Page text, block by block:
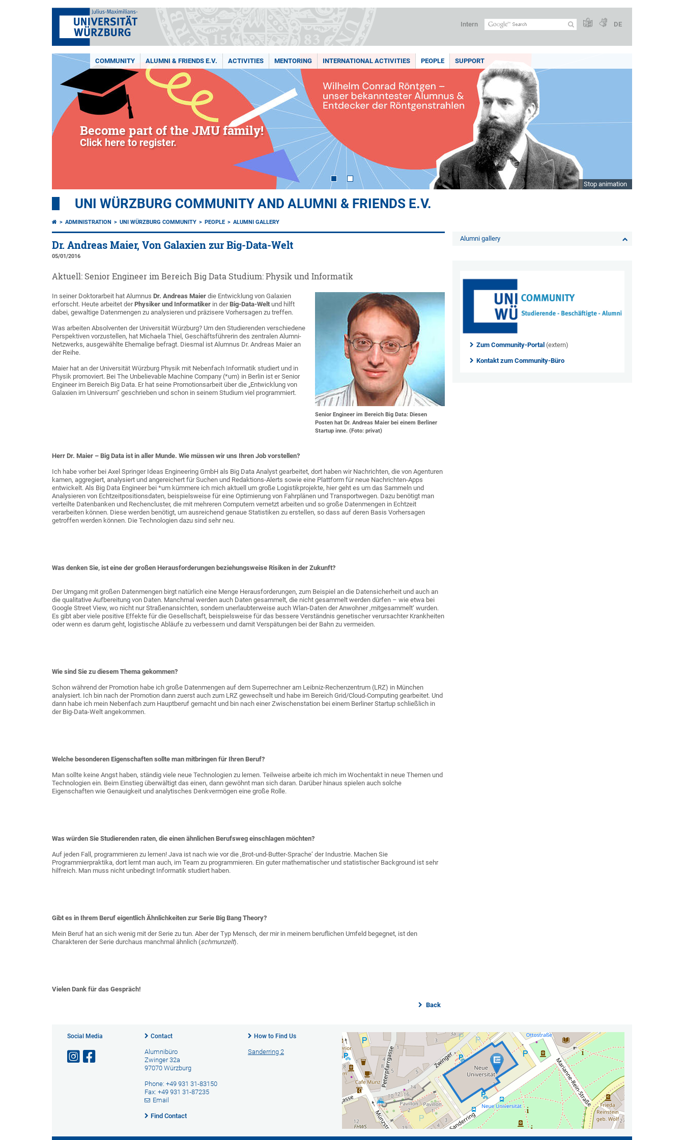
Intern DE
COMMUNITY ALUMNI & FRIENDS E.V. ACTIVITIES MENTORING INTERNATIONAL ACTIVITIES PEOPLE SUPPORT
Become part of the JMU family!
Click here to register.
Stop animation
UNI WÜRZBURG COMMUNITY AND ALUMNI & FRIENDS E.V.
ADMINISTRATION UNI WÜRZBURG COMMUNITY PEOPLE ALUMNI GALLERY
Dr. Andreas Maier, Von Galaxien zur Big-Data-Welt
05/01/2016
Aktuell: Senior Engineer im Bereich Big Data Studium: Physik und Informatik
Senior Engineer im Bereich Big Data: Diesen
Posten hat Dr. Andreas Maier bei einem Berliner
Startup inne. (Foto: privat)
In seiner Doktorarbeit hat Alumnus Dr. Andreas Maier die Entwicklung von Galaxien
erforscht. Heute arbeitet derPhysiker und Informatiker in derBig-Data-Welt und hilft
dabei, gewaltige Datenmengen zu analysieren und präzisere Vorhersagen zu treffen.
Was arbeiten Absolventen der Universität Würzburg? Um den Studierenden verschiedene
Perspektiven vorzustellen, hat Michaela Thiel, Geschäftsführerin des zentralen Alumni-
Netzwerks, ausgewählte Ehemalige befragt. Diesmal ist Alumnus Dr. Andreas Maier an
der Reihe.
Maier hat an der Universität Würzburg Physik mit Nebenfach Informatik studiert und in
Physik promoviert. Bei The Unbelievable Machine Company (*um) in Berlin ist er Senior
Engineer im Bereich Big Data. Er hat seine Promotionsarbeit über die „Entwicklung von
Galaxien im Universum“ geschrieben und schon in seinem Studium viel programmiert.
Herr Dr. Maier – Big Data ist in aller Munde. Wie müssen wir uns Ihren Job vorstellen?
Ich habe vorher bei Axel Springer Ideas Engineering GmbH als Big Data Analyst gearbeitet, dort haben wir Nachrichten, die von Agenturen
kamen, aggregiert, analysiert und angereichert für Suchen und Redaktions-Alerts sowie eine Plattform für neue Nachrichten-Apps
entwickelt. Als Big Data Engineer bei *um kümmere ich mich aktuell um große Logistikprojekte, hier geht es um das Sammeln und
Analysieren von Echtzeitpositionsdaten, beispielsweise für eine Optimierung von Fahrplänen und Transportwegen. Dazu benötigt man
verteilte Datenbanken und Rechencluster, die mit mehreren Computern vernetzt arbeiten und so große Datenmengen in Echtzeit
verarbeiten können. Diese werden benötigt, um ausreichend genaue Statistiken zu erstellen, so dass auf deren Basis Vorhersagen
getroffen werden können. Die Technologien dazu sind sehr neu.
Was denken Sie, ist eine der großen Herausforderungen beziehungsweise Risiken in der Zukunft?
Der Umgang mit großen Datenmengen birgt natürlich eine Menge Herausforderungen, zum Beispiel an die Datensicherheit und auch an
die qualitative Aufbereitung von Daten. Manchmal werden auch Daten gesammelt, die nicht gesammelt werden dürfen – wie etwa bei
Google Street View, wo nicht nur Straßenansichten, sondern unerlaubterweise auch Wlan-Daten der Anwohner ‚mitgesammelt‘ wurden.
Es gibt aber viele positive Effekte für die Gesellschaft, beispielsweise für das bessere Verständnis genetischer verursachter Krankheiten
oder wenn es darum geht, logistische Abläufe zu verbessern und damit Verspätungen bei der Bahn zu vermeiden.
Wie sind Sie zu diesem Thema gekommen?
Schon während der Promotion habe ich große Datenmengen auf dem Superrechner am Leibniz-Rechenzentrum (LRZ) in München
analysiert. Ich bin nach der Promotion dann zuerst auch zum LRZ gewechselt und habe im Bereich Grid/Cloud-Computing gearbeitet. Und
dann habe ich mein Nebenfach zum Hauptberuf gemacht und bin nach einer Zwischenstation bei einem Berliner Startup schließlich in
der Big-Data-Welt angekommen.
Welche besonderen Eigenschaften sollte man mitbringen für Ihren Beruf?
Man sollte keine Angst haben, ständig viele neue Technologien zu lernen. Teilweise arbeite ich mich im Wochentakt in neue Themen und
Technologien ein. Beim Einstieg überwältigt das einen, dann gewöhnt man sich daran. Darüber hinaus spielen auch solche
Eigenschaften wie Genauigkeit und analytisches Denkvermögen eine große Rolle.
Was würden Sie Studierenden raten, die einen ähnlichen Berufsweg einschlagen möchten?
Auf jeden Fall, programmieren zu lernen! Java ist nach wie vor die ‚Brot-und-Butter-Sprache‘ der Industrie. Machen Sie
Programmierpraktika, dort lernt man auch, im Team zu programmieren. Ein guter mathematischer und statistischer Background ist sehr
hilfreich. Man muss nicht unbedingt Informatik studiert haben.
Gibt es in Ihrem Beruf eigentlich Ähnlichkeiten zur Serie Big Bang Theory?
Mein Beruf hat an sich wenig mit der Serie zu tun. Aber der Typ Mensch, der mir in meinem beruflichen Umfeld begegnet, ist den
Charakteren der Serie durchaus manchmal ähnlich (schmunzelt).
Vielen Dank für das Gespräch!
Back
Alumni gallery
Zum Community-Portal (extern)
Kontakt zum Community-Büro
Social Media Contact
Alumnibüro
Zwinger 32a
97070 Würzburg
Phone: +49 931 31-83150
Fax: +49 931 31-87235
Email
Find Contact
How to Find Us
Sanderring 2